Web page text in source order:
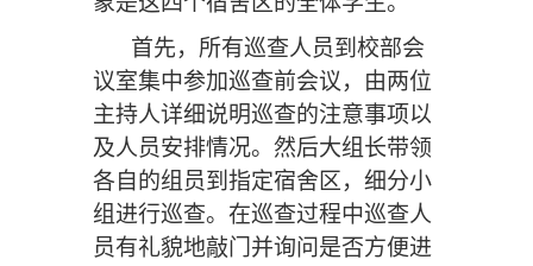
首先，所有巡查人员到校部会
议室集中参加巡查前会议，由两位
主持人详细说明巡查的注意事项以
及人员安排情况。 然后大组长带领
各自的组员到指定宿舍区，细分小
组进行巡查。 在巡查过程中巡查人
员有礼貌地敲门并询问是否方便进